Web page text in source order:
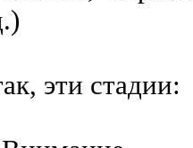
эти стадии: